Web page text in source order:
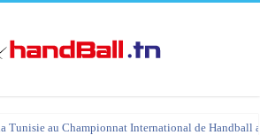
Tunisie au Championnat International de Handball